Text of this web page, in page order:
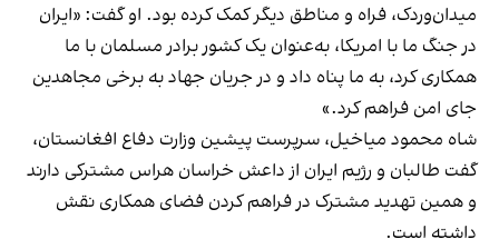
میدان‌وردک، فراه و مناطق دیگر کمک کرده بود. او گفت: «ایران
در جنگ ما با امریکا، به‌عنوان یک کشور برادر مسلمان با ما
همکاری کرد، به ما پناه داد و در جریان جهاد به برخی مجاهدین
جای امن فراهم کرد.»
شاه محمود میاخیل، سرپرست پیشین وزارت دفاع افغانستان،
گفت طالبان و رژیم ایران از داعش خراسان هراس مشترکی دارند
و همین تهدید مشترک در فراهم کردن فضای همکاری نقش
داشته است.